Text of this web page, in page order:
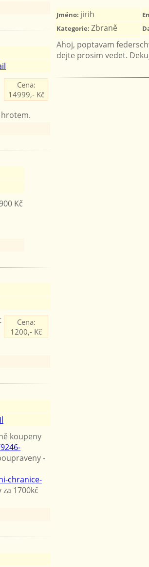
Cena:
14999,- Kč
Kč
Cena:
1200,- Kč
koupeny
-
chranice-
1700kč
Jméno: jirih
Kategorie: Zbraně
Ahoj, poptavam
dejte prosim vedet.